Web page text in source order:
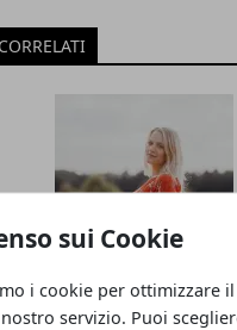
sui Cookie
i cookie per ottimizzare
servizio. Puoi
il reggiseno